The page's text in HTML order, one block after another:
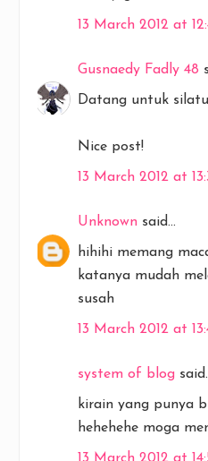
13 March 2012 at
Gusnaedy Fadly 48
Datang untuk
Nice post!
13 March 2012 at
Unknown said...
hihihi memang
katanya mudah
susah
13 March 2012 at
system of blog
kirain yang punya
hehehehe moga